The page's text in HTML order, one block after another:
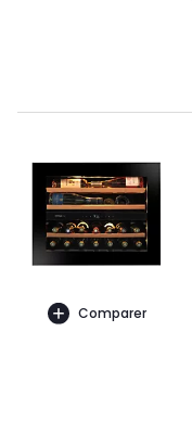
Comparer